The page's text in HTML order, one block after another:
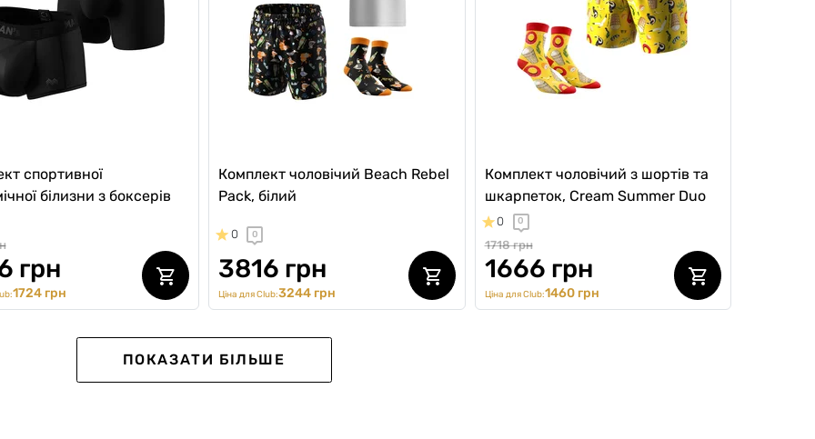
спортивної
білизни з боксерів
грн
1724 грн
Комплект чоловічий Beach Rebel
Pack, білий
0 0
3816 грн
Ціна для Club:3244 грн
Комплект чоловічий з шортів та
шкарпеток, Cream Summer Duo
0 0
1718 грн
1666 грн
Ціна для Club:1460 грн
NEW
ПОКАЗАТИ БІЛЬШЕ